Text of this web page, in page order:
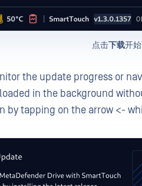
点击下载开
the update progress or
in the background
by tapping on the arrow <-